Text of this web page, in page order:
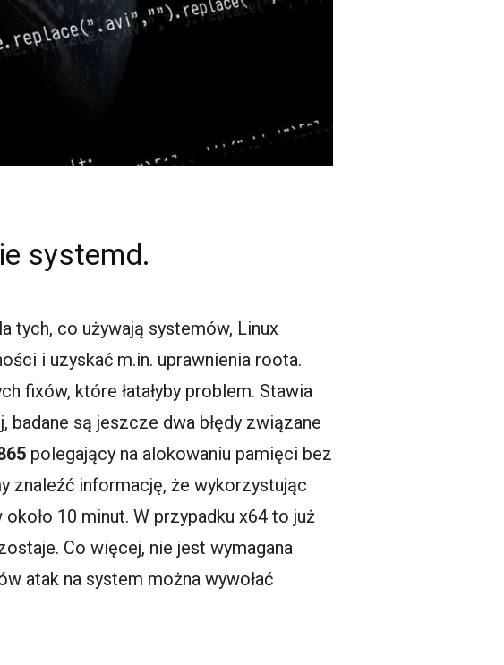
systemd.
tych, co używają systemów, Linux
i uzyskać m.in. uprawnienia roota.
fixów, które łatałyby problem. Stawia
są jeszcze dwa błędy związane
polegający na alokowaniu pamięci bez
znaleźć informację, że wykorzystując
10 minut. W przypadku x64 to już
Co więcej, nie jest wymagana
atak na system można wywołać